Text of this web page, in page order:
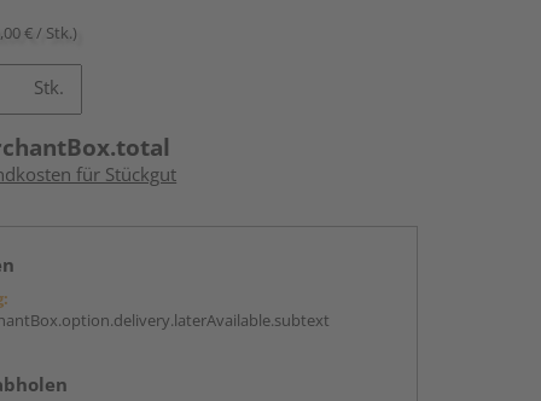
€ / Stk.)
Stk.
für Stückgut